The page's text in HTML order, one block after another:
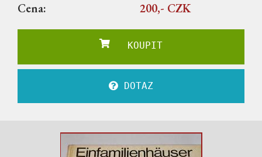
Cena: 200,- CZK
KOUPIT
DOTAZ